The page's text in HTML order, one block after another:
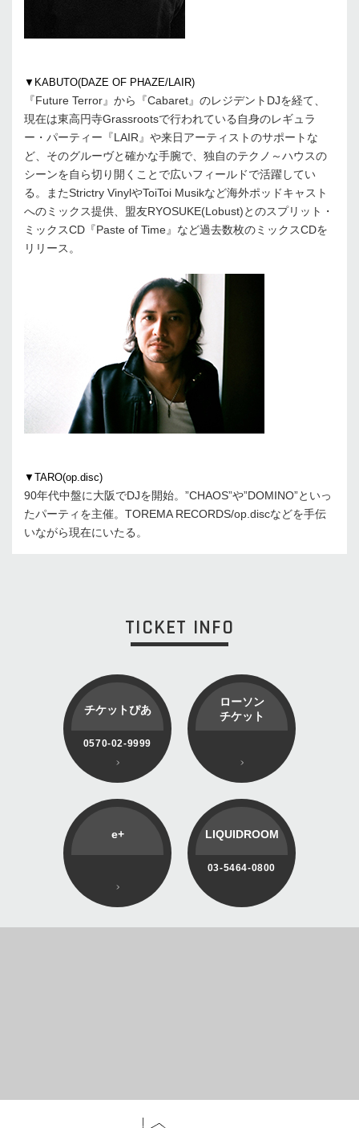
▼KABUTO(DAZE OF PHAZE/LAIR)
『Future Terror』から『Cabaret』のレジデントDJを経て、
現在は東高円寺Grassrootsで行われている自身のレギュラ
ー・パーティー『LAIR』や来日アーティストのサポートな
ど、そのグルーヴと確かな手腕で、独自のテクノ～ハウスの
シーンを自ら切り開くことで広いフィールドで活躍してい
る。またStrictry VinylやToiToi Musikなど海外ポッドキャスト
へのミックス提供、盟友RYOSUKE(Lobust)とのスプリット・
ミックスCD『Paste of Time』など過去数枚のミックスCDを
リリース。
▼TARO(op.disc)
90年代中盤に大阪でDJを開始。”CHAOS”や”DOMINO”といっ
たパーティを主催。TOREMA RECORDS/op.discなどを手伝
いながら現在にいたる。
TICKET INFO
チケットぴあ
0570-02-9999
ローソン
チケット
e+ LIQUIDROOM
03-5464-0800